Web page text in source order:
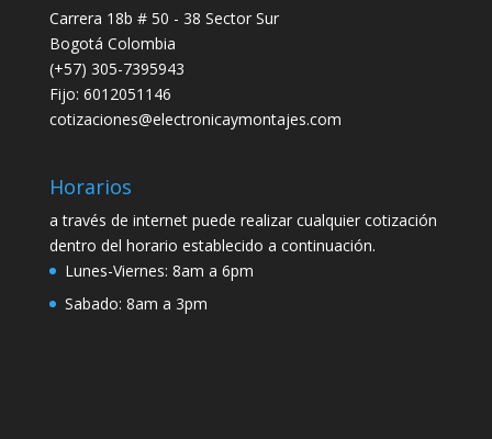
Carrera 18b # 50 - 38 Sector Sur
Bogotá Colombia
(+57) 305-7395943
Fijo: 6012051146
cotizaciones@electronicaymontajes.com
Horarios
a través de internet puede realizar cualquier cotización
dentro del horario establecido a continuación.
Lunes-Viernes: 8am a 6pm
Sabado: 8am a 3pm